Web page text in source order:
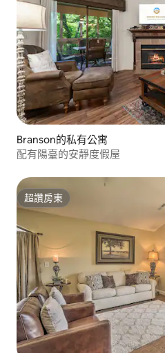
Branson的私有公寓
配有陽臺的安靜度假屋
超讚房東
超讚房東